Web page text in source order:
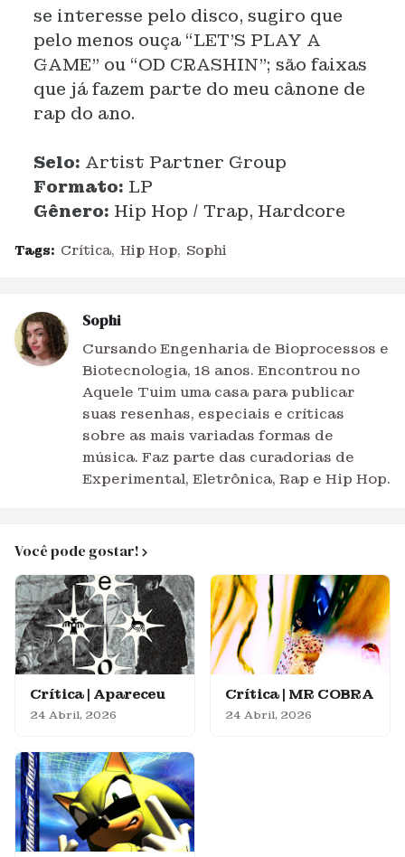
se interesse pelo disco, sugiro que
pelo menos ouça “LET’S PLAY A
GAME” ou “OD CRASHIN”; são faixas
que já fazem parte do meu cânone de
rap do ano.
Selo: Artist Partner Group
Formato: LP
Gênero: Hip Hop / Trap, Hardcore
Tags: Crítica Hip Hop Sophi
Sophi
Cursando Engenharia de Bioprocessos e
Biotecnologia, 18 anos. Encontrou no
Aquele Tuim uma casa para publicar
suas resenhas, especiais e críticas
sobre as mais variadas formas de
música. Faz parte das curadorias de
Experimental, Eletrônica, Rap e Hip Hop.
Você pode gostar!
Crítica | Apareceu
24 Abril, 2026
Crítica | MR COBRA
24 Abril, 2026